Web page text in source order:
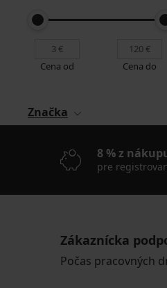
Cena od Cena do
Značka
8 % z
pre
Zákaznícka
Počas pracovných